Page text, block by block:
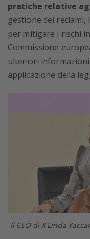
pratiche relative
gestione dei reclami,
per mitigare i rischi
Commissione
ulteriori
applicazione della
Il CEO di X Linda